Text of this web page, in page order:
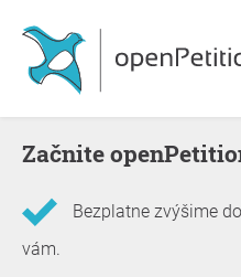
Začnite
Bezplatne zvýšime
vám.